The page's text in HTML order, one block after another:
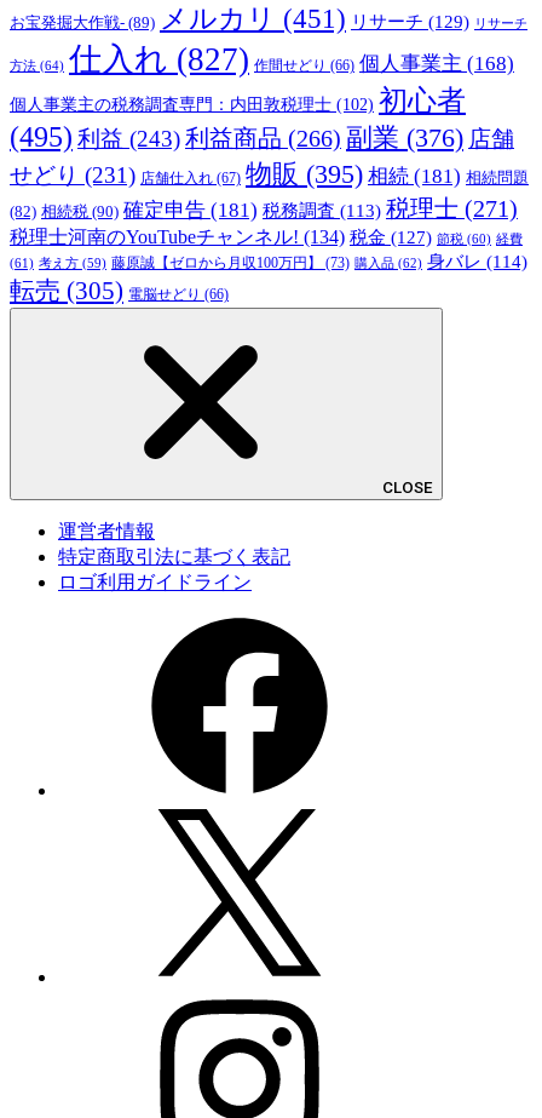
お宝発掘大作戦- (89) メルカリ (451) リサーチ (129) リサーチ
方法 (64) 仕入れ (827) 作間せどり (66) 個人事業主 (168)
個人事業主の税務調査専門：内田敦税理士 (102) 初心者
(495) 利益 (243)利益商品 (266) 副業 (376) 店舗
せどり (231) 店舗仕入れ (67) 物販 (395) 相続 (181) 相続問題
(82) 相続税 (90) 確定申告 (181) 税務調査 (113) 税理士 (271)
税理士河南のYouTubeチャンネル! (134) 税金 (127) 節税 (60) 経費
(61) 考え方 (59) 藤原誠【ゼロから月収100万円】 (73) 購入品 (62) 身バレ (114)
転売 (305) 電脳せどり (66)
CLOSE
運営者情報
特定商取引法に基づく表記
ロゴ利用ガイドライン